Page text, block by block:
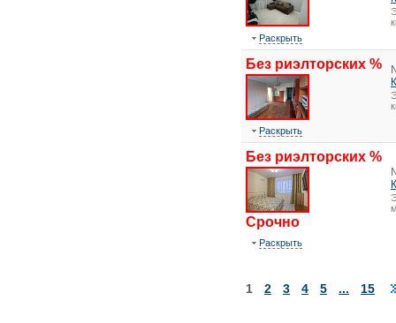
Раскрыть
Без риэлторских %
Раскрыть
Без риэлторских %
Срочно
Раскрыть
1 2 3 4 5 ... 15